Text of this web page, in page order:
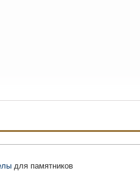
для памятников